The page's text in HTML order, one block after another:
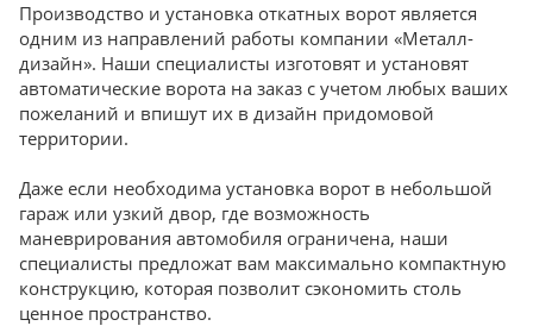
Производство и установка откатных ворот является
одним из направлений работы компании «Металл-
дизайн». Наши специалисты изготовят и установят
автоматические ворота на заказ с учетом любых ваших
пожеланий и впишут их в дизайн придомовой
территории.
Даже если необходима установка ворот в небольшой
гараж или узкий двор, где возможность
маневрирования автомобиля ограничена, наши
специалисты предложат вам максимально компактную
конструкцию, которая позволит сэкономить столь
ценное пространство.